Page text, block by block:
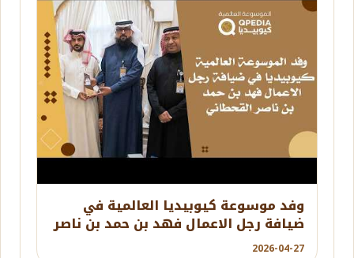
وفد موسوعة كيوبيديا العالمية في
ضيافة رجل الاعمال فهد بن حمد بن ناصر
القحطاني
2026-04-27